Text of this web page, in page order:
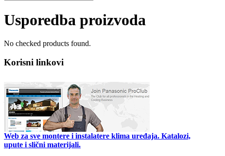
Usporedba proizvoda
No checked products found.
Korisni linkovi
Web za sve montere i instalatere klima uređaja. Katalozi,
upute i slični materijali.